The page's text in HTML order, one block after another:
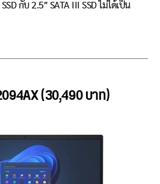
กับ 2.5″ SATA III SSD ไม่ได้เป็น
(30,490 บาท)